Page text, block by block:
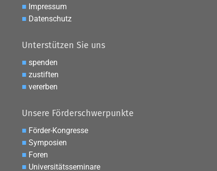
■ Impressum
■ Datenschutz
Unterstützen Sie uns
■ spenden
■ zustiften
■ vererben
Unsere Förderschwerpunkte
■ Förder-Kongresse
■ Symposien
■ Foren
■ Universitätsseminare